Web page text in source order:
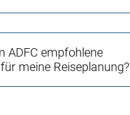
ADFC empfohlene
meine Reiseplanung?